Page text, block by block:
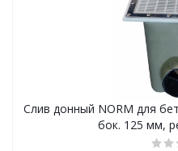
Слив донный NORM для
бок. 125 мм,